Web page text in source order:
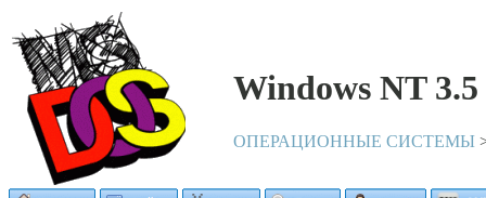
Windows NT 3.5
ОПЕРАЦИОННЫЕ СИСТЕМЫ